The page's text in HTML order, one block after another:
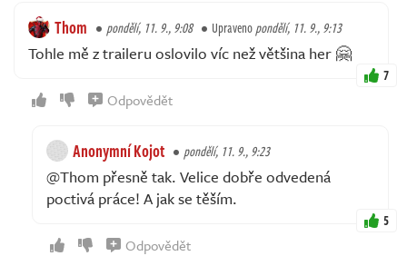
Thom pondělí, 11. 9., 9:08 Upravenopondělí, 11. 9., 9:13
Tohle mě z traileru oslovilo víc než většina her 🤗
7
Odpovědět
Anonymní Kojot pondělí, 11. 9., 9:23
@Thom přesně tak. Velice dobře odvedená
poctivá práce! A jak se těším.
5
Odpovědět